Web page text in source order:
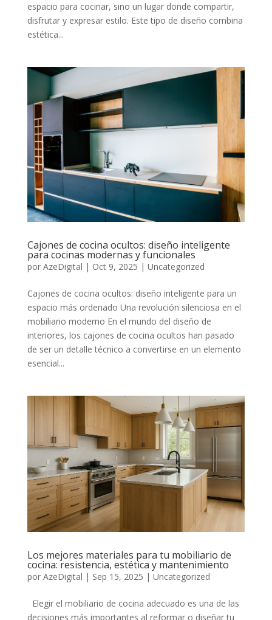
espacio para cocinar, sino un lugar donde compartir,
disfrutar y expresar estilo. Este tipo de diseño combina
estética...
Cajones de cocina ocultos: diseño inteligente
para cocinas modernas y funcionales
por AzeDigital | Oct 9, 2025 | Uncategorized
Cajones de cocina ocultos: diseño inteligente para un
espacio más ordenado Una revolución silenciosa en el
mobiliario moderno En el mundo del diseño de
interiores, los cajones de cocina ocultos han pasado
de ser un detalle técnico a convertirse en un elemento
esencial...
Los mejores materiales para tu mobiliario de
cocina: resistencia, estética y mantenimiento
por AzeDigital | Sep 15, 2025 | Uncategorized
Elegir el mobiliario de cocina adecuado es una de las
decisiones más importantes al reformar o diseñar tu